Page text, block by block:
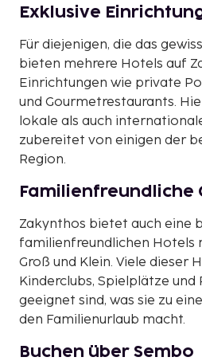
Exklusive
Für diejenigen, die das
bieten mehrere Hotels auf
Einrichtungen wie private
und Gourmetrestaurants.
lokale als auch
zubereitet von einigen der
Region.
Familienfreundliche
Zakynthos bietet auch eine
familienfreundlichen
Groß und Klein. Viele dieser
Kinderclubs, Spielplätze und
geeignet sind, was sie zu
den Familienurlaub macht.
Buchen über Sembo